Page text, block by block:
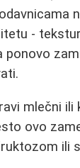
-
ponovo
mlečni ili
ovo
ili